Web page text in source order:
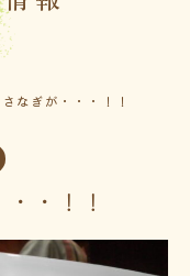
なぎが・・・！！
・！！